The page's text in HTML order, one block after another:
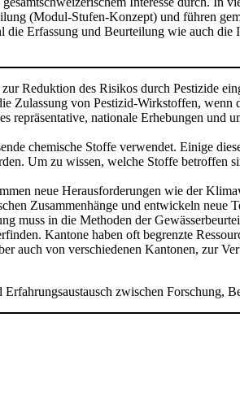
(Modul-Stufen-Konzept) und führen
Erfassung und Beurteilung wie auch
Reduktion des Risikos durch Pestizide
Zulassung von Pestizid-Wirkstoffen,
repräsentative, nationale Erhebungen
chemische Stoffe verwendet. Einige
Um zu wissen, welche Stoffe betroffen
neue Herausforderungen wie der
Zusammenhänge und entwickeln
muss in die Methoden der
Kantone haben oft begrenzte
auch von verschiedenen Kantonen, zur
zwischen Forschung,